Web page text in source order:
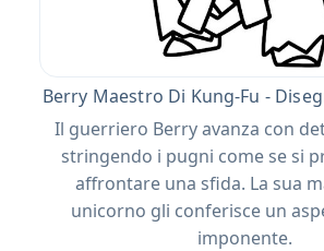
Berry Maestro Di Kung-Fu -
Il guerriero Berry avanza con
stringendo i pugni come se si
affrontare una sfida. La sua
unicorno gli conferisce un
imponente.